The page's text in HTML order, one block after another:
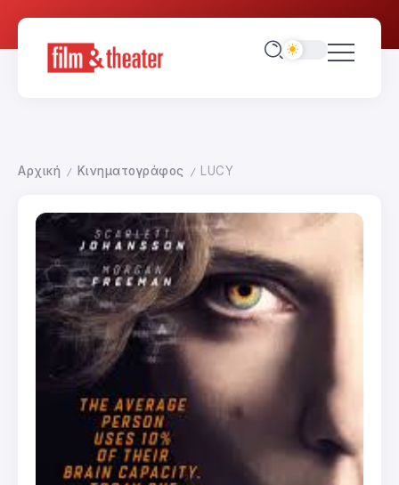
Αρχική / Κινηματογράφος / LUCY